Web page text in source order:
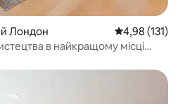
Лондон Середня
4,98 (131)
в найкращому місці